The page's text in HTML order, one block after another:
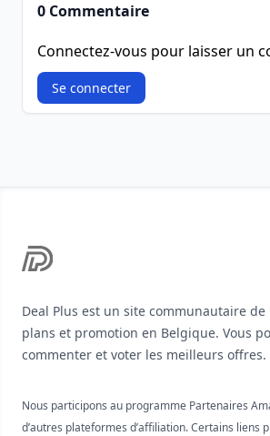
0 Commentaire
Connectez-vous pour laisser un
Se connecter
Deal Plus est un site communautaire
plans et promotion en Belgique. Vous
commenter et voter les meilleurs offres.
Nous participons au programme Partenaires
d’autres plateformes d’affiliation. Certains liens